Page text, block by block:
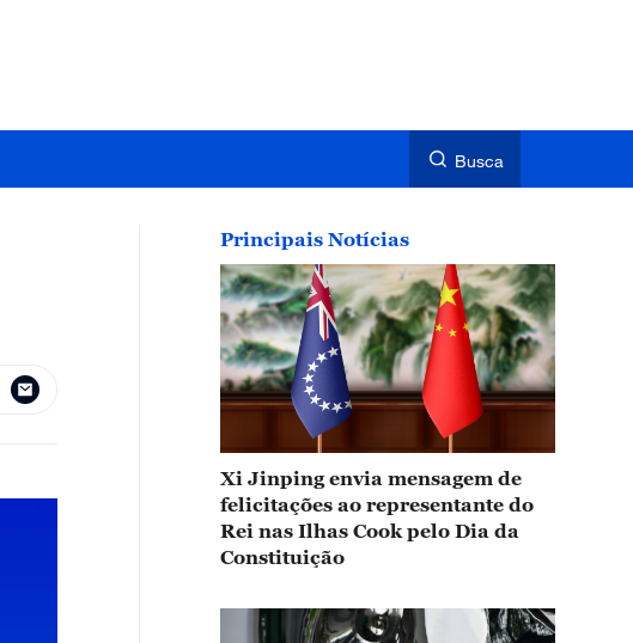
Busca
Principais Notícias
Xi Jinping envia mensagem de
felicitações ao representante do
Rei nas Ilhas Cook pelo Dia da
Constituição